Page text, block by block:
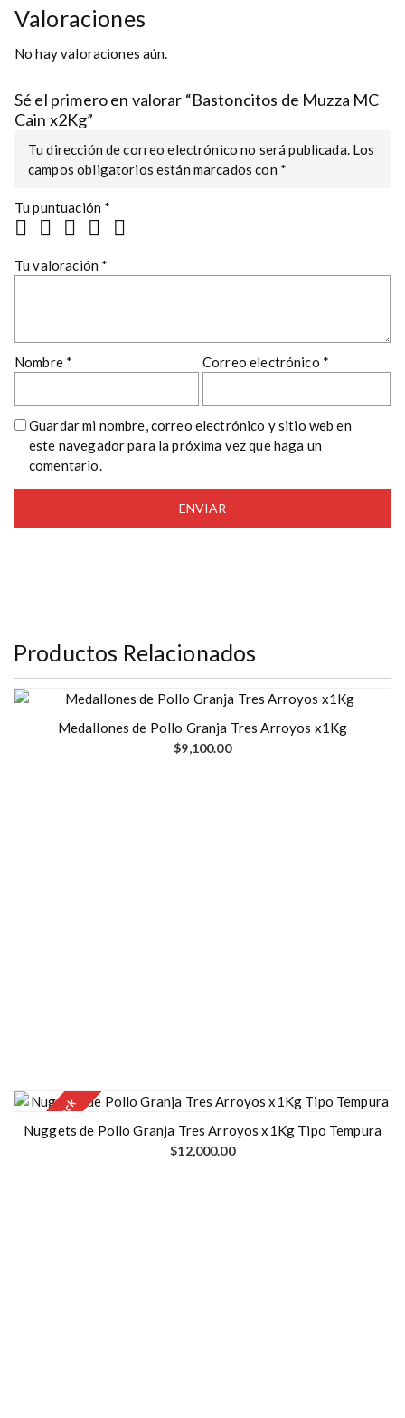
Valoraciones
No hay valoraciones aún.
Sé el primero en valorar “Bastoncitos de Muzza MC
Cain x2Kg”
Tu dirección de correo electrónico no será publicada. Los
campos obligatorios están marcados con *
Tu puntuación *
Tu valoración *
Nombre * Correo electrónico *
Guardar mi nombre, correo electrónico y sitio web en
este navegador para la próxima vez que haga un
comentario.
Productos Relacionados
Medallones de Pollo Granja Tres Arroyos x1Kg
$9,100.00
Out of stock
Nuggets de Pollo Granja Tres Arroyos x1Kg Tipo Tempura
$12,000.00